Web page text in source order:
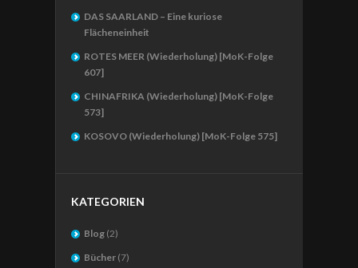
DAS SAARLAND – Eine kuriose
Flächeneinheit
ROTES MEER (Wiederholung) [MoK-Folge
607]
CHINAFRIKA (Wiederholung) [MoK-Folge
573]
KOSOVO (Wiederholung) [MoK-Folge 575]
KATEGORIEN
Blog (2)
Bücher (7)